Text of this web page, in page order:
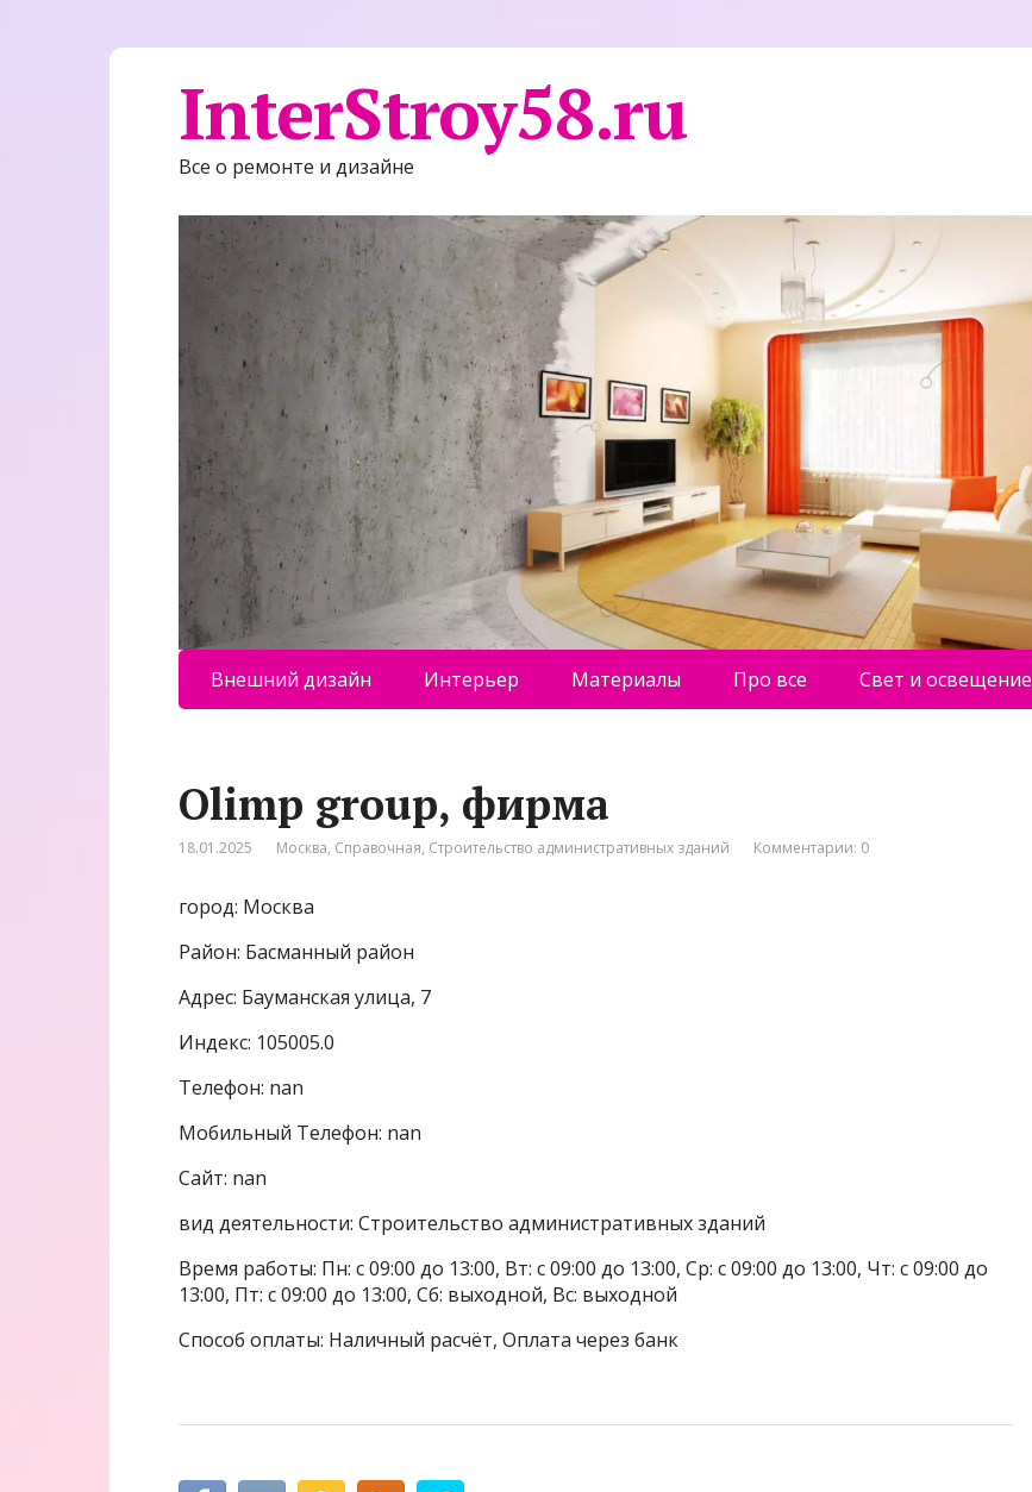
InterStroy58.ru
Все о ремонте и дизайне
Внешний дизайн Интерьер Материалы Про все Свет и освещение
Olimp group, фирма
18.01.2025 Москва, Справочная, Строительство административных зданий Комментарии: 0
город: Москва
Район: Басманный район
Адрес: Бауманская улица, 7
Индекс: 105005.0
Телефон: nan
Мобильный Телефон: nan
Сайт: nan
вид деятельности: Строительство административных зданий
Время работы: Пн: с 09:00 до 13:00, Вт: с 09:00 до 13:00, Ср: с 09:00 до 13:00, Чт: с 09:00 до
13:00, Пт: с 09:00 до 13:00, Сб: выходной, Вс: выходной
Способ оплаты: Наличный расчёт, Оплата через банк